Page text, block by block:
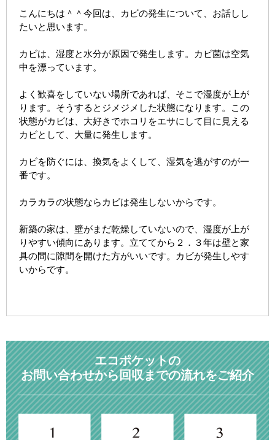
こんにちは＾＾今回は、カビの発生について、お話しし
たいと思います。
カビは、湿度と水分が原因で発生します。カビ菌は空気
中を漂っています。
よく歓喜をしていない場所であれば、そこで湿度が上が
ります。そうするとジメジメした状態になります。この
状態がカビは、大好きでホコリをエサにして目に見える
カビとして、大量に発生します。
カビを防ぐには、換気をよくして、湿気を逃がすのが一
番です。
カラカラの状態ならカビは発生しないからです。
新築の家は、壁がまだ乾燥していないので、湿度が上が
りやすい傾向にあります。立ててから２．３年は壁と家
具の間に隙間を開けた方がいいです。カビが発生しやす
いからです。
エコポケットの
お問い合わせから回収までの流れをご紹介